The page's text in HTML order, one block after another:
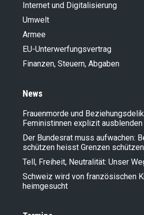
Internet und Digitalisierung
Umwelt
Armee
EU-Unterwerfungsvertrag
Finanzen, Steuern, Abgaben
News
Frauenmorde und
Feministinnen explizit ausblenden
Der Bundesrat muss aufwachen:
schützen heisst Grenzen
Tell, Freiheit, Neutralität: Unser
Schweiz wird von französischen
heimgesucht